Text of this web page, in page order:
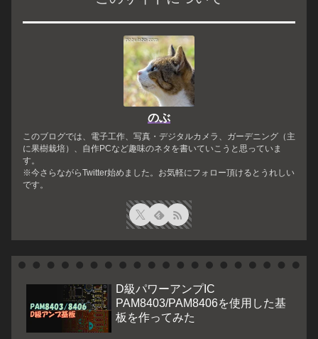
のぶ
このブログでは、電子工作、写真・デジタルカメラ、ガーデニング（主
に果樹栽培）、自作PCなど趣味のネタを書いていこうと思っていま
す。
※今さらながらTwitter始めました。お気軽にフォロー頂けるとうれしい
です。
D級パワーアンプIC
PAM8403/PAM8406を使用した基
板を作ってみた